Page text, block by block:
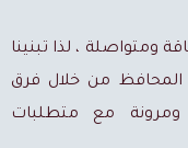
ومتواصلة ، لذا تبنينا
المحافظ من خلال فرق
ومرونة مع متطلبات